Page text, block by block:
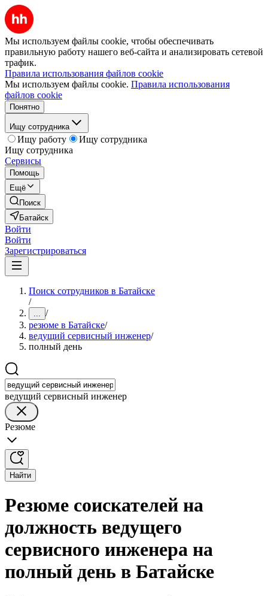
Мы используем файлы cookie, чтобы обеспечивать
правильную работу нашего веб-сайта и анализировать сетевой
трафик.
Правила использования файлов cookie
Мы используем файлы cookie. Правила использования
файлов cookie
Понятно
Ищу сотрудника
Ищу работу
Ищу сотрудника
Ищу сотрудника
Сервисы
Помощь
Ещё
Поиск
Батайск
Войти
Войти
Зарегистрироваться
Поиск сотрудников в Батайске
/
... /
резюме в Батайске/
ведущий сервисный инженер/
полный день
ведущий сервисный инженер
Резюме
Найти
Резюме соискателей на
должность ведущего
сервисного инженера на
полный день в Батайске